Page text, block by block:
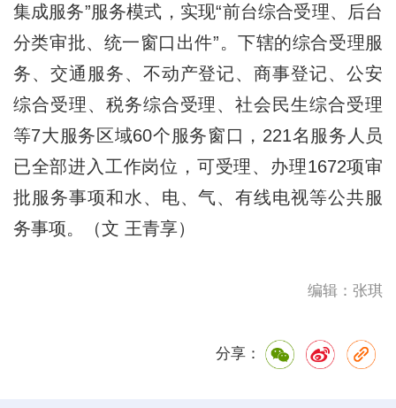
集成服务”服务模式，实现“前台综合受理、后台
分类审批、统一窗口出件”。下辖的综合受理服
务、交通服务、不动产登记、商事登记、公安
综合受理、税务综合受理、社会民生综合受理
等7大服务区域60个服务窗口，221名服务人员
已全部进入工作岗位，可受理、办理1672项审
批服务事项和水、电、气、有线电视等公共服
务事项。（文 王青享）
编辑：张琪
分享：